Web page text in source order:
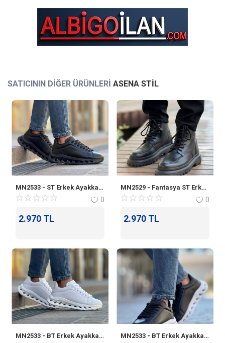
SATICININ DIĞER ÜRÜNLERI ASENA STIL
MN2533 - ST Erkek Ayakkabı SIYAH
0
2.970 TL
MN2529 - Fantasya ST Erkek Bot SIYAH
0
2.970 TL
MN2533 - BT Erkek Ayakkabı BEYAZ MN2533 - BT Erkek Ayakkabı SIYAH